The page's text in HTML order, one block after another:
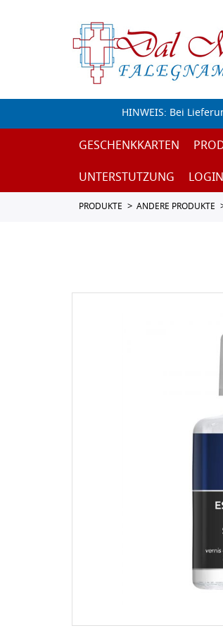
HINWEIS: Bei
GESCHENKKARTEN
UNTERSTUTZUNG
LOGIN
PRODUKTE ANDERE PRODUKTE